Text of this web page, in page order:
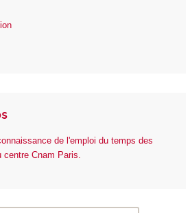
de l'emploi du temps des
centre Cnam Paris.